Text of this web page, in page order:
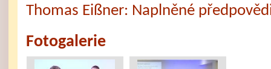
Thomas Eißner: Naplněné
Fotogalerie